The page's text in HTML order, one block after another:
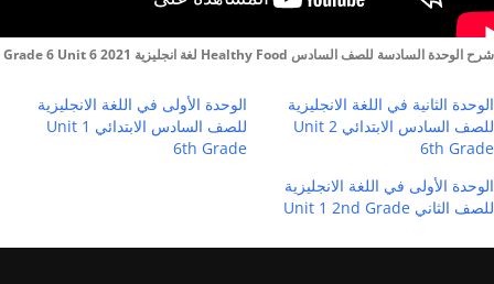
شرح الوحدة السادسة للصف السادس Healthy Food لغة انجليزية Grade 6 Unit 6 2021
الوحدة الثانية في اللغة الانجليزية
للصف السادس الابتدائي Unit 2
6th Grade
الوحدة الأولى في اللغة الانجليزية
للصف السادس الابتدائي Unit 1
6th Grade
الوحدة الأولى في اللغة الانجليزية
للصف الثاني Unit 1 2nd Grade